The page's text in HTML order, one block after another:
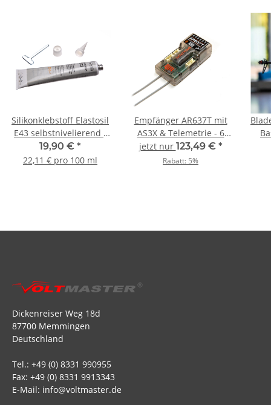
Silikonklebstoff Elastosil
E43 selbstnivelierend -
90ml
19,90 € *
22,11 € pro 100 ml
Empfänger AR637T mit
AS3X & Telemetrie - 6
Kanäle
jetzt nur 123,49 € *
Rabatt: 5%
Dickenreiser Weg 18d
87700 Memmingen
Deutschland
Tel.: +49 (0) 8331 990955
Fax: +49 (0) 8331 9913343
E-Mail: info@voltmaster.de